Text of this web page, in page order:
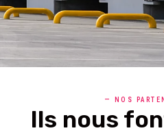
— NOS
Ils nous